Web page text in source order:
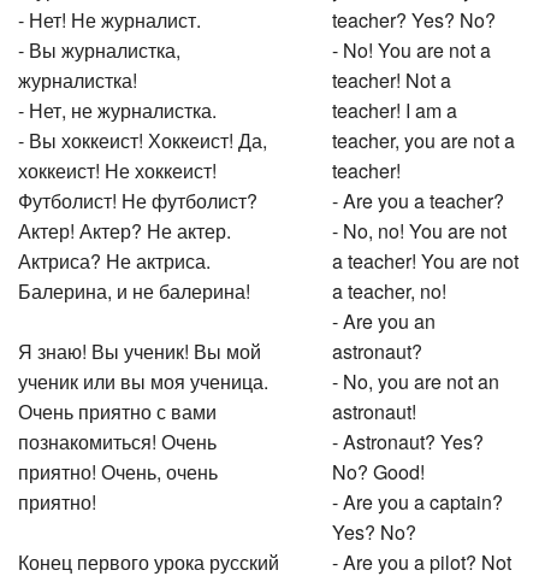
- Нет! Не журналист.
- Вы журналистка,
журналистка!
- Нет, не журналистка.
- Вы хоккеист! Хоккеист! Да,
хоккеист! Не хоккеист!
Футболист! Не футболист?
Актер! Актер? Не актер.
Актриса? Не актриса.
Балерина, и не балерина!
Я знаю! Вы ученик! Вы мой
ученик или вы моя ученица.
Очень приятно с вами
познакомиться! Очень
приятно! Очень, очень
приятно!
Конец первого урока русский
teacher? Yes? No?
- No! You are not a
teacher! Not a
teacher! I am a
teacher, you are not a
teacher!
- Are you a teacher?
- No, no! You are not
a teacher! You are not
a teacher, no!
- Are you an
astronaut?
- No, you are not an
astronaut!
- Astronaut? Yes?
No? Good!
- Are you a captain?
Yes? No?
- Are you a pilot? Not